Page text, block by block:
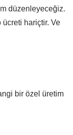
düzenleyeceğiz.
ücreti hariçtir. Ve
bir özel üretim